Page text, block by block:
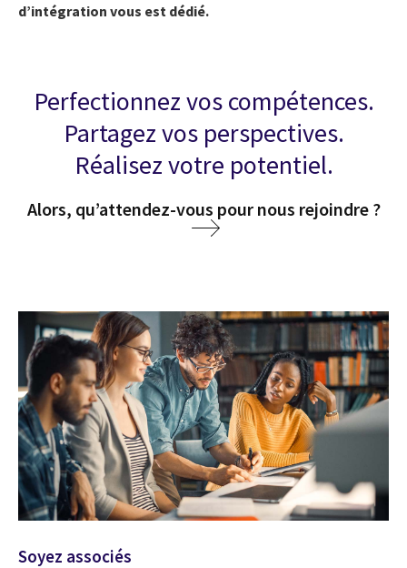
d’intégration vous est dédié.
Perfectionnez vos compétences.
Partagez vos perspectives.
Réalisez votre potentiel.
Alors, qu’attendez-vous pour nous rejoindre ?
Soyez associés